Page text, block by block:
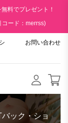
料でプレゼント！
ード：merrss)
お問い合わせ
バック・ショ